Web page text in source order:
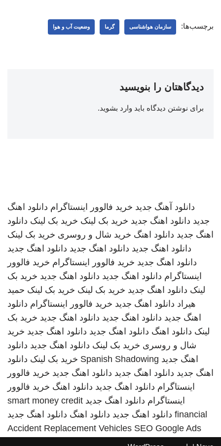
برچسب‌ها: سازمان هواشناسی گرما وضعیت آب و هوا
دیدگاهتان را بنویسید
برای نوشتن دیدگاه باید وارد بشوید.
دانلود آهنگ جدید خرید فالوور اینستاگرام دانلود اهنگ
جدید دانلود اهنگ جدید خرید بک لینک خرید بک لینک دانلود
اهنگ جدید دانلود اهنگ خرید شال و روسری خرید بک لینک
دانلود اهنگ جدید دانلود اهنگ جدید دانلود اهنگ جدید
دانلود اهنگ جدید خرید فالوور اینستاگرام خرید فالوور
اینستاگرام دانلود اهنگ جدید دانلود اهنگ جدید خرید بک
لینک دانلود اهنگ جدید خرید بک لینک خرید بک لینک حمید
هیراد دانلود اهنگ جدید خرید فالوور اینستاگرام دانلود
اهنگ جدید دانلود اهنگ جدید دانلود اهنگ جدید خرید بک
لینک دانلود اهنگ دانلود اهنگ جدید دانلود اهنگ جدید خرید
شال و روسری خرید بک لینک دانلود اهنگ جدید دانلود
اهنگ جدید Spanish Shadowing خرید بک لینک دانلود
اهنگ جدید دانلود اهنگ جدید دانلود اهنگ جدید خرید فالوور
اینستاگرام دانلود اهنگ جدید دانلود اهنگ خرید فالوور
اینستاگرام دانلود اهنگ جدید smart money credit
financial دانلود اهنگ جدید دانلود اهنگ دانلود اهنگ جدید
Accident Replacement Vehicles SEO Google Ads